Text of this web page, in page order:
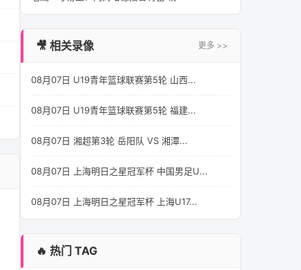
🎥 相关录像 更多 >>
08月07日 U19青年篮球联赛第5轮 山西...
08月07日 U19青年篮球联赛第5轮 福建...
08月07日 湘超第3轮 岳阳队 VS 湘潭...
08月07日 上海明日之星冠军杯 中国男足U...
08月07日 上海明日之星冠军杯 上海U17...
🔥 热门 TAG